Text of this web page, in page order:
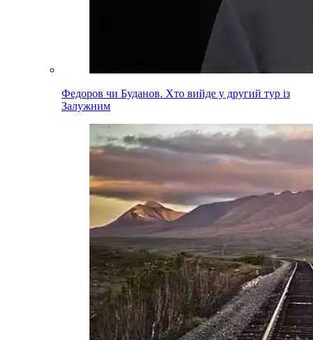
Федоров чи Буданов. Хто вийде у другий тур із
Залужним